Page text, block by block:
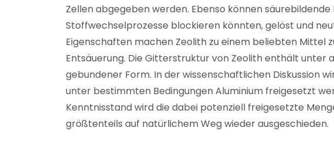
Zellen abgegeben werden. Ebenso können
Stoffwechselprozesse blockieren könnten, gelöst und
Eigenschaften machen Zeolith zu einem beliebten Mittel
Entsäuerung. Die Gitterstruktur von Zeolith enthält unter
gebundener Form. In der wissenschaftlichen Diskussion
unter bestimmten Bedingungen Aluminium freigesetzt
Kenntnisstand wird die dabei potenziell freigesetzte
größtenteils auf natürlichem Weg wieder ausgeschieden.